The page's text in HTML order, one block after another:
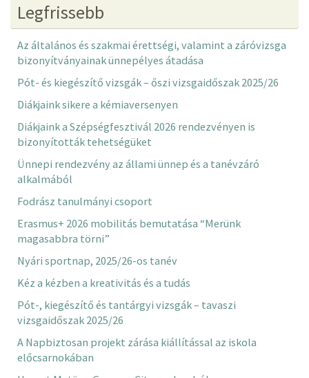
Legfrissebb
Az általános és szakmai érettségi, valamint a záróvizsga
bizonyítványainak ünnepélyes átadása
Pót- és kiegészítő vizsgák – őszi vizsgaidőszak 2025/26
Diákjaink sikere a kémiaversenyen
Diákjaink a Szépségfesztivál 2026 rendezvényen is
bizonyították tehetségüket
Ünnepi rendezvény az állami ünnep és a tanévzáró
alkalmából
Fodrász tanulmányi csoport
Erasmus+ 2026 mobilitás bemutatása “Merünk
magasabbra törni”
Nyári sportnap, 2025/26-os tanév
Kéz a kézben a kreativitás és a tudás
Pót-, kiegészítő és tantárgyi vizsgák – tavaszi
vizsgaidőszak 2025/26
A Napbiztosan projekt zárása kiállítással az iskola
előcsarnokában